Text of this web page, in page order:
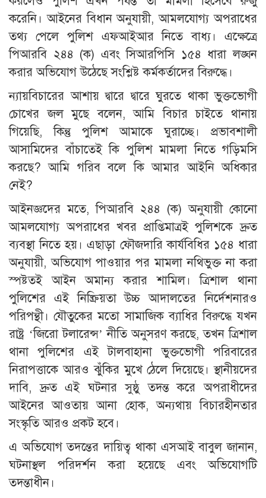
করেনি। আইনের বিধান অনুযায়ী, আমলযোগ্য অপরাধের
তথ্য পেলে পুলিশ এফআইআর নিতে বাধ্য। এক্ষেত্রে
পিআরবি ২৪৪ (ক) এবং সিআরপিসি ১৫৪ ধারা লঙ্ঘন
করার অভিযোগ উঠেছে সংশ্লিষ্ট কর্মকর্তাদের বিরুদ্ধে।
​ন্যায়বিচারের আশায় দ্বারে দ্বারে ঘুরতে থাকা ভুক্তভোগী
চোখের জল মুছে বলেন, আমি বিচার চাইতে থানায়
গিয়েছি, কিন্তু পুলিশ আমাকে ঘুরাচ্ছে। প্রভাবশালী
আসামিদের বাঁচাতেই কি পুলিশ মামলা নিতে গড়িমসি
করছে? আমি গরিব বলে কি আমার আইনি অধিকার
নেই?
​আইনজ্ঞদের মতে, পিআরবি ২৪৪ (ক) অনুযায়ী কোনো
আমলযোগ্য অপরাধের খবর প্রাপ্তিমাত্রই পুলিশকে দ্রুত
ব্যবস্থা নিতে হয়। এছাড়া ফৌজদারি কার্যবিধির ১৫৪ ধারা
অনুযায়ী, অভিযোগ পাওয়ার পর মামলা নথিভুক্ত না করা
স্পষ্টতই আইন অমান্য করার শামিল। ত্রিশাল থানা
পুলিশের এই নিষ্ক্রিয়তা উচ্চ আদালতের নির্দেশনারও
পরিপন্থী। যৌতুকের মতো সামাজিক ব্যাধির বিরুদ্ধে যখন
রাষ্ট্র ‘জিরো টলারেন্স’ নীতি অনুসরণ করছে, তখন ত্রিশাল
থানা পুলিশের এই টালবাহানা ভুক্তভোগী পরিবারের
নিরাপত্তাকে আরও ঝুঁকির মুখে ঠেলে দিয়েছে। স্থানীয়দের
দাবি, দ্রুত এই ঘটনার সুষ্ঠু তদন্ত করে অপরাধীদের
আইনের আওতায় আনা হোক, অন্যথায় বিচারহীনতার
সংস্কৃতি আরও প্রকট হবে।
এ অভিযোগ তদন্তের দায়িত্ব থাকা এসআই বাবুল জানান,
ঘটনাস্থল পরিদর্শন করা হয়েছে এবং অভিযোগটি
তদন্তাধীন।